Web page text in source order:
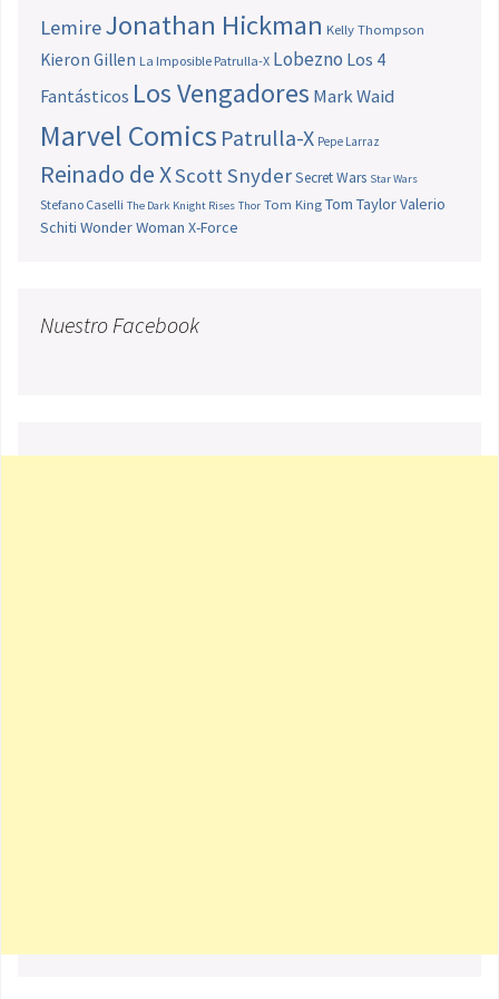
LemireJonathan Hickman Kelly Thompson
Kieron Gillen La Imposible Patrulla-X Lobezno Los 4
Fantásticos Los Vengadores Mark Waid
Marvel Comics Patrulla-X Pepe Larraz
Reinado de XScott SnyderSecret Wars Star Wars
Stefano Caselli The Dark Knight Rises Thor Tom King Tom TaylorValerio
Schiti Wonder Woman X-Force
Nuestro Facebook